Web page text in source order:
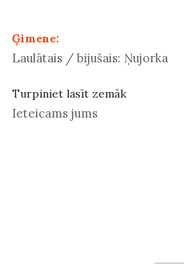
Ģimene:
Laulātais / bijušais: Ņujorka
Turpiniet lasīt zemāk
Ieteicams jums